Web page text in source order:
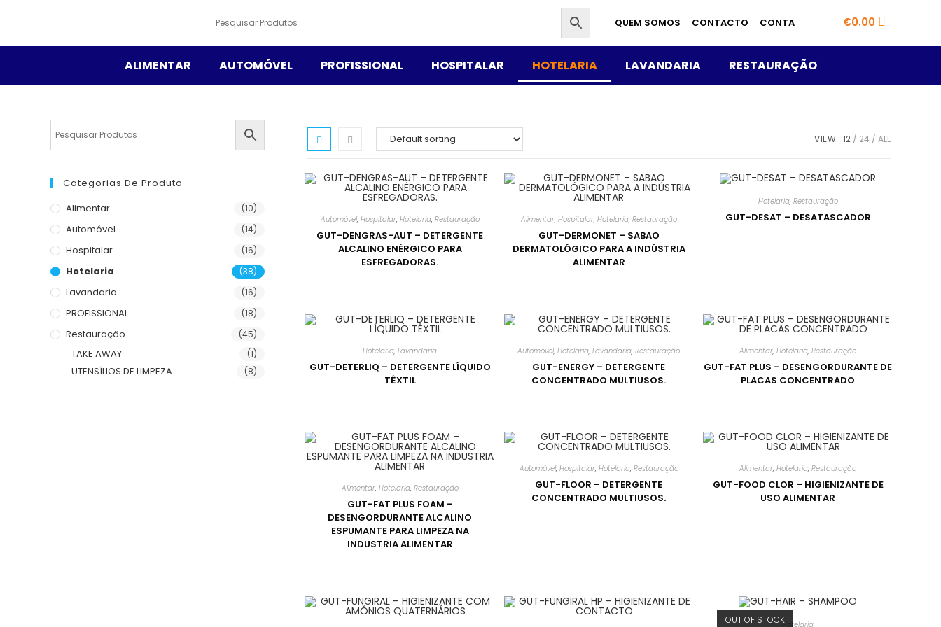
QUEM SOMOS CONTACTO CONTA €0.00
ALIMENTAR AUTOMÓVEL PROFISSIONAL HOSPITALAR HOTELARIA LAVANDARIA RESTAURAÇÃO
VIEW: 12 24 ALL
Automóvel, Hospitalar, Hotelaria, Restauração
GUT-DENGRAS-AUT – DETERGENTE
ALCALINO ENÉRGICO PARA
ESFREGADORAS.
Alimentar, Hospitalar, Hotelaria, Restauração
GUT-DERMONET – SABAO
DERMATOLÓGICO PARA A INDÚSTRIA
ALIMENTAR
Hotelaria, Restauração
GUT-DESAT – DESATASCADOR
Hotelaria,Lavandaria
GUT-DETERLIQ – DETERGENTE LÍQUIDO
TÊXTIL
Automóvel,Hotelaria,Lavandaria,Restauração
GUT-ENERGY – DETERGENTE
CONCENTRADO MULTIUSOS.
Alimentar,Hotelaria,Restauração
GUT-FAT PLUS – DESENGORDURANTE DE
PLACAS CONCENTRADO
Alimentar, Hotelaria, Restauração
GUT-FAT PLUS FOAM –
DESENGORDURANTE ALCALINO
ESPUMANTE PARA LIMPEZA NA
INDUSTRIA ALIMENTAR
Automóvel, Hospitalar, Hotelaria, Restauração
GUT-FLOOR – DETERGENTE
CONCENTRADO MULTIUSOS.
Alimentar,Hotelaria,Restauração
GUT-FOOD CLOR – HIGIENIZANTE DE
USO ALIMENTAR
OUT OF STOCKHotelaria
Categorias De Produto
Alimentar
(10)
Automóvel (14)
Hospitalar (16)
Hotelaria (38)
Lavandaria (16)
PROFISSIONAL (18)
Restauração (45)
TAKE AWAY (1)
UTENSÍLIOS DE LIMPEZA (8)